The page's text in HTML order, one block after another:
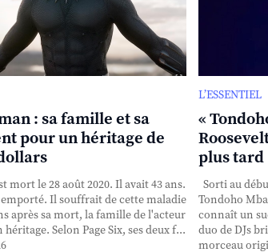
: sa famille et sa
pour un héritage de
mort le 28 août 2020. Il avait 43 ans.
Il souffrait de cette maladie
après sa mort, la famille de l'acteur
Selon Page Six, ses deux f...
L’ESSENTIEL
«
plus tard
Sorti au
Tondoho
connaît un
duo de DJs
morceau